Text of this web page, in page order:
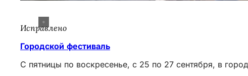
Исправлено
Городской фестиваль
С пятницы по воскресенье, с 25 по 27 сентября, в